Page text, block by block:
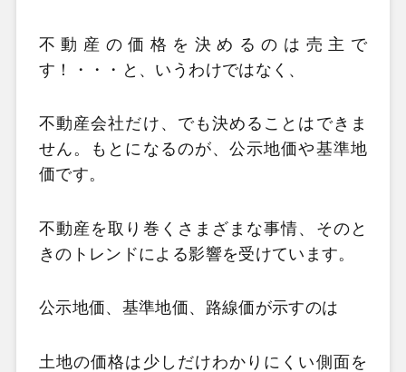
不動産の価格を決めるのは売主で
す！・・・と、いうわけではなく、
不動産会社だけ、でも決めることはできま
せん。もとになるのが、公示地価や基準地
価です。
不動産を取り巻くさまざまな事情、そのと
きのトレンドによる影響を受けています。
公示地価、基準地価、路線価が示すのは
土地の価格は少しだけわかりにくい側面を